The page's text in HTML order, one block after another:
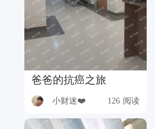
爸爸的抗癌之旅
小财迷❤️ 126 阅读